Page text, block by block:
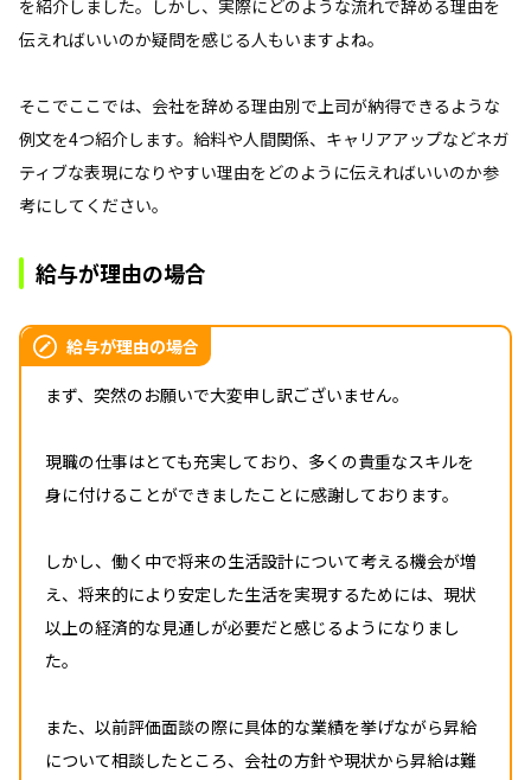
を紹介しました。しかし、実際にどのような流れで辞める理由を
伝えればいいのか疑問を感じる人もいますよね。
そこでここでは、会社を辞める理由別で上司が納得できるような
例文を4つ紹介します。給料や人間関係、キャリアアップなどネガ
ティブな表現になりやすい理由をどのように伝えればいいのか参
考にしてください。
給与が理由の場合
給与が理由の場合
まず、突然のお願いで大変申し訳ございません。
現職の仕事はとても充実しており、多くの貴重なスキルを
身に付けることができましたことに感謝しております。
しかし、働く中で将来の生活設計について考える機会が増
え、将来的により安定した生活を実現するためには、現状
以上の経済的な見通しが必要だと感じるようになりまし
た。
また、以前評価面談の際に具体的な業績を挙げながら昇給
について相談したところ、会社の方針や現状から昇給は難